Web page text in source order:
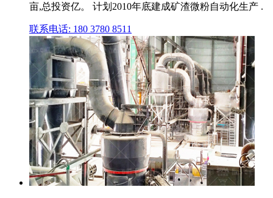
亩,总投资亿。 计划2010年底建成矿渣微粉自动化生产 .
联系电话: 180 3780 8511